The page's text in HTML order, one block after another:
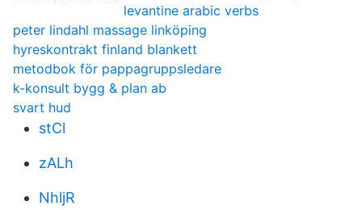
levantine arabic verbs
peter lindahl massage linköping
hyreskontrakt finland blankett
metodbok för pappagruppsledare
k-konsult bygg & plan ab
svart hud
stCl
zALh
NhljR